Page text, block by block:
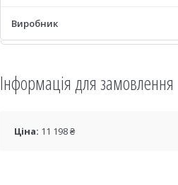
Виробник
Інформація для замовлення
Ціна: 11 198 ₴